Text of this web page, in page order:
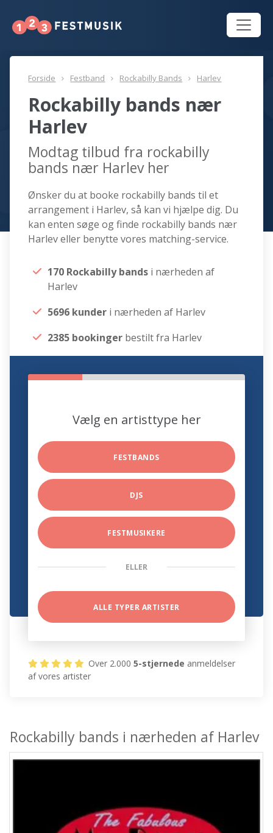
Forside Festband Rockabilly Bands Harlev
Rockabilly bands nær
Harlev
Modtag tilbud fra rockabilly
bands nær Harlev her
Ønsker du at booke rockabilly bands til et
arrangement i Harlev, så kan vi hjælpe dig. Du
kan enten søge og finde rockabilly bands nær
Harlev eller benytte vores matching-service.
170 Rockabilly bands i nærheden af
Harlev
5696 kunder i nærheden af Harlev
2385 bookinger bestilt fra Harlev
Vælg en artisttype her
FESTBANDS
DJS
FESTMUSIKERE
ELLER
ALLE TYPER ARTISTER
Over 2.0005-stjernede anmeldelser
af vores artister
Rockabilly bands i nærheden af Harlev